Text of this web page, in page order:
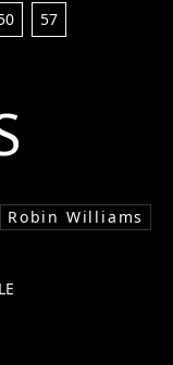
57
Robin Williams